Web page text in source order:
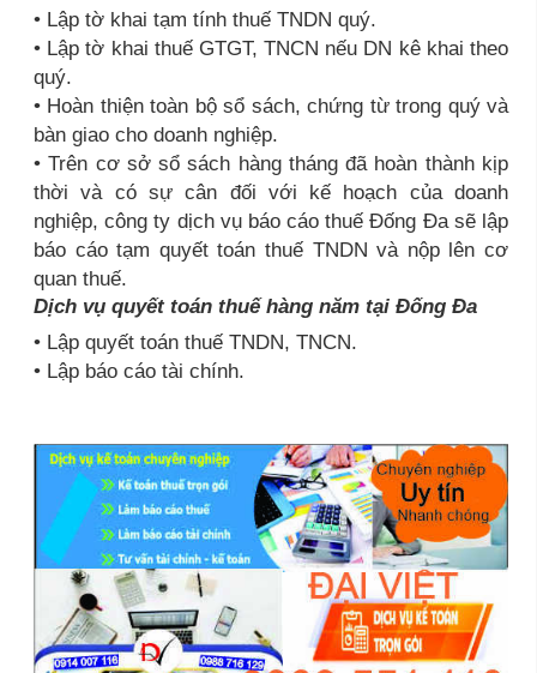
• Lập tờ khai tạm tính thuế TNDN quý.
• Lập tờ khai thuế GTGT, TNCN nếu DN kê khai theo
quý.
• Hoàn thiện toàn bộ sổ sách, chứng từ trong quý và
bàn giao cho doanh nghiệp.
• Trên cơ sở sổ sách hàng tháng đã hoàn thành kịp
thời và có sự cân đối với kế hoạch của doanh
nghiệp, công ty dịch vụ báo cáo thuế Đống Đa sẽ lập
báo cáo tạm quyết toán thuế TNDN và nộp lên cơ
quan thuế.
Dịch vụ quyết toán thuế hàng năm tại Đống Đa
• Lập quyết toán thuế TNDN, TNCN.
• Lập báo cáo tài chính.